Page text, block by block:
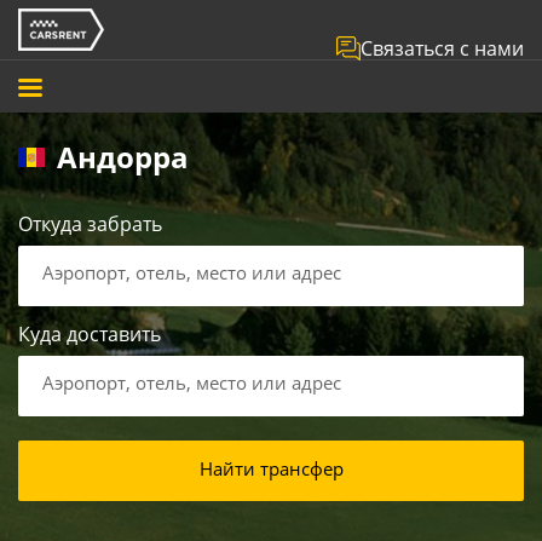
Связаться с нами
Андорра
Откуда забрать
Аэропорт, отель, место или адрес
Куда доставить
Аэропорт, отель, место или адрес
Найти трансфер